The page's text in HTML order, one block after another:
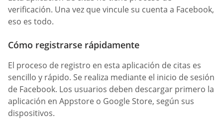
verificación. Una vez que vincule su cuenta a Facebook,
eso es todo.
Cómo registrarse rápidamente
El proceso de registro en esta aplicación de citas es
sencillo y rápido. Se realiza mediante el inicio de sesión
de Facebook. Los usuarios deben descargar primero la
aplicación en Appstore o Google Store, según sus
dispositivos.